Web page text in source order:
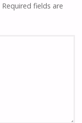
Required fields are